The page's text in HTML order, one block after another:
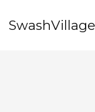
SwashVillage